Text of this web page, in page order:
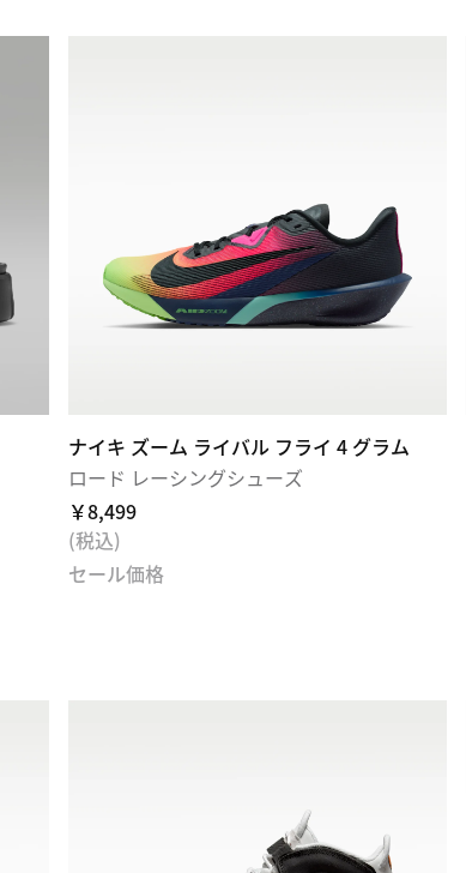
ナイキ ズーム ライバル フライ 4 グラム
ロード レーシングシューズ
￥8,499
(税込)
セール価格